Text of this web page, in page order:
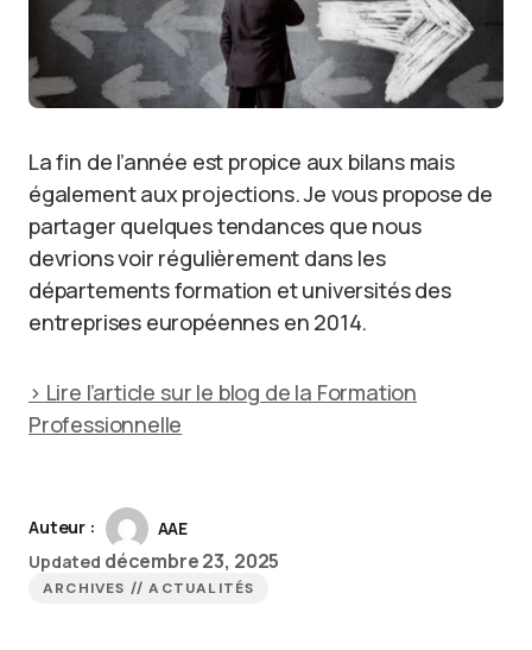
La fin de l’année est propice aux bilans mais
également aux projections. Je vous propose de
partager quelques tendances que nous
devrions voir régulièrement dans les
départements formation et universités des
entreprises européennes en 2014.
> Lire l’article sur le blog de la Formation
Professionnelle
Auteur :
AAE
Updated décembre 23, 2025
ARCHIVES // ACTUALITÉS